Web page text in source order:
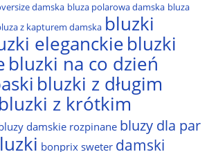
damska bluza polarowa damska bluza
z kapturem damska bluzki
eleganckie bluzki
bluzki na co dzień
bluzki z długim
bluzki z krótkim
damskie rozpinane bluzy dla par
bonprix sweter damski